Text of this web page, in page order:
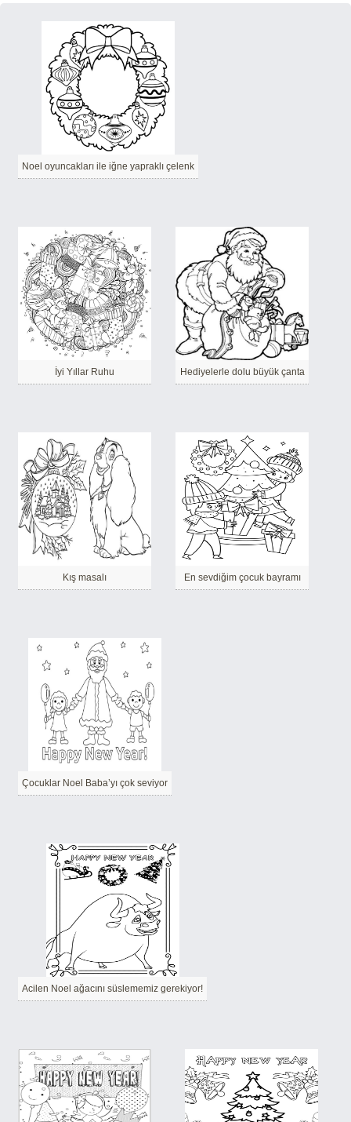
Noel oyuncakları ile iğne yapraklı çelenk
İyi Yıllar Ruhu Hediyelerle dolu büyük çanta
Kış masalı En sevdiğim çocuk bayramı
Çocuklar Noel Baba’yı çok seviyor
Acilen Noel ağacını süslememiz gerekiyor!